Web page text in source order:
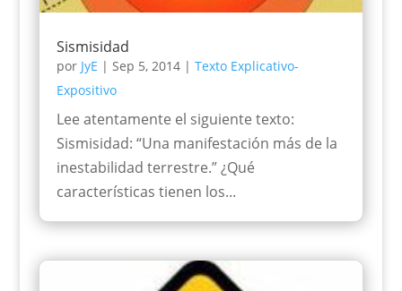
Sismisidad
por JyE | Sep 5, 2014| Texto Explicativo-
Expositivo
Lee atentamente el siguiente texto:
Sismisidad: “Una manifestación más de la
inestabilidad terrestre.” ¿Qué
características tienen los...